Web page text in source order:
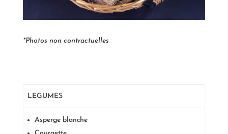
*Photos non contractuelles
LEGUMES
Asperge blanche